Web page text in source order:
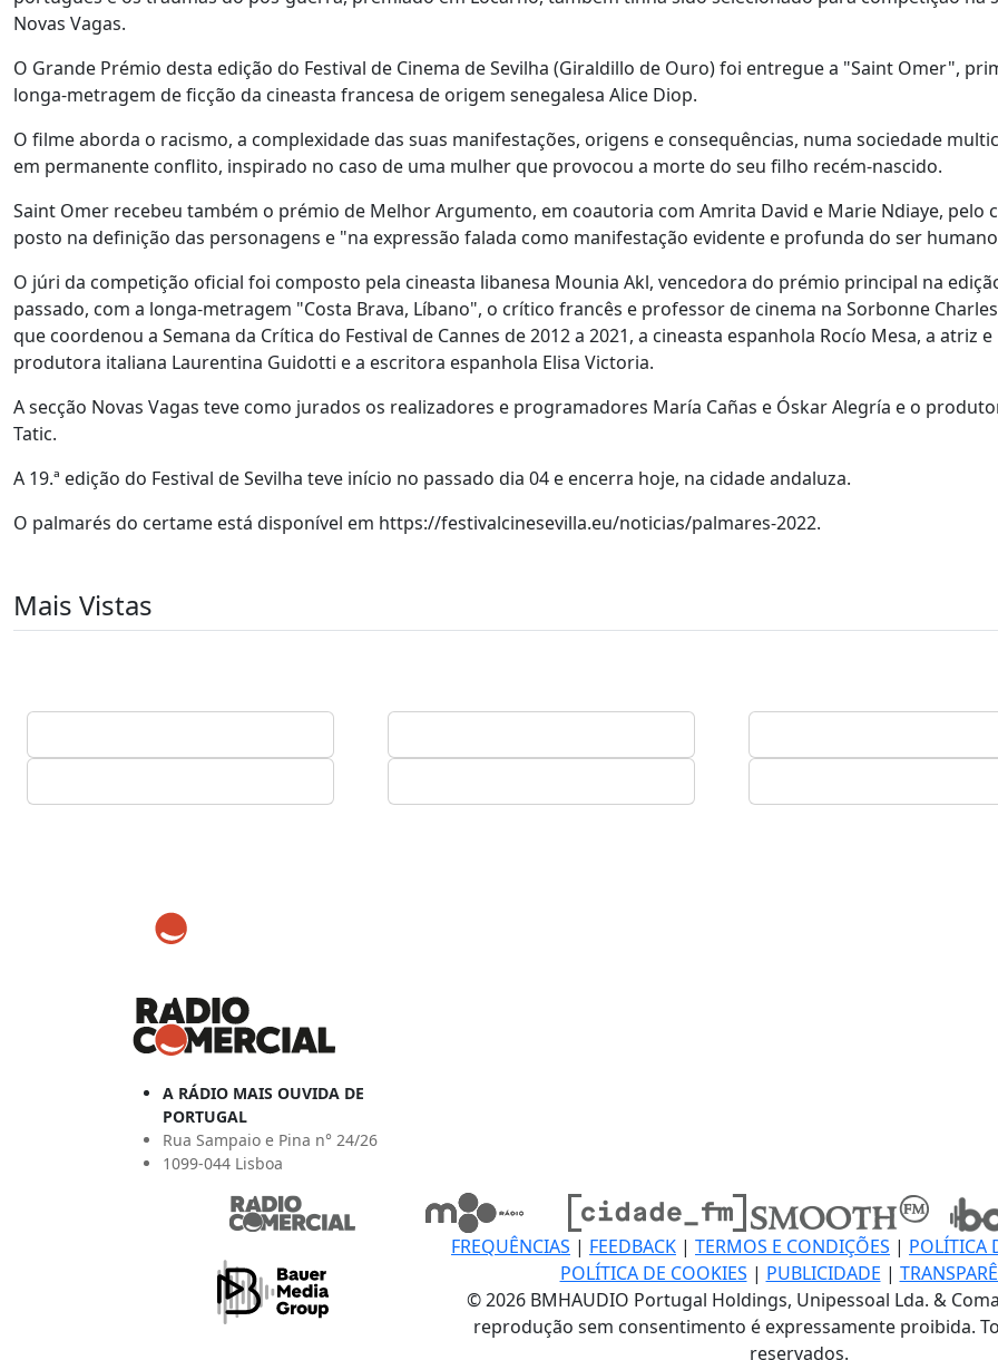
Novas Vagas.
O Grande Prémio desta edição do Festival de Cinema de Sevilha (Giraldillo de Ouro) foi entregue a "Saint Omer",
longa-metragem de ficção da cineasta francesa de origem senegalesa Alice Diop.
O filme aborda o racismo, a complexidade das suas manifestações, origens e consequências, numa sociedade
em permanente conflito, inspirado no caso de uma mulher que provocou a morte do seu filho recém-nascido.
Saint Omer recebeu também o prémio de Melhor Argumento, em coautoria com Amrita David e Marie Ndiaye, pelo
posto na definição das personagens e "na expressão falada como manifestação evidente e profunda do ser
O júri da competição oficial foi composto pela cineasta libanesa Mounia Akl, vencedora do prémio principal na
passado, com a longa-metragem "Costa Brava, Líbano", o crítico francês e professor de cinema na Sorbonne
que coordenou a Semana da Crítica do Festival de Cannes de 2012 a 2021, a cineasta espanhola Rocío Mesa, a atriz e
produtora italiana Laurentina Guidotti e a escritora espanhola Elisa Victoria.
A secção Novas Vagas teve como jurados os realizadores e programadores María Cañas e Óskar Alegría e o
Tatic.
A 19.ª edição do Festival de Sevilha teve início no passado dia 04 e encerra hoje, na cidade andaluza.
O palmarés do certame está disponível em https://festivalcinesevilla.eu/noticias/palmares-2022.
Mais Vistas
A RÁDIO MAIS OUVIDA DE
PORTUGAL
Rua Sampaio e Pina n° 24/26
1099-044 Lisboa
FREQUÊNCIAS | FEEDBACK | TERMOS E CONDIÇÕES | POLÍTICA
POLÍTICA DE COOKIES | PUBLICIDADE |
© 2026 BMHAUDIO Portugal Holdings, Unipessoal Lda. &
reprodução sem consentimento é expressamente proibida.
reservados.